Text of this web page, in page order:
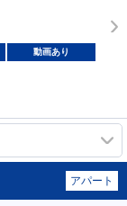
動画あり
アパート